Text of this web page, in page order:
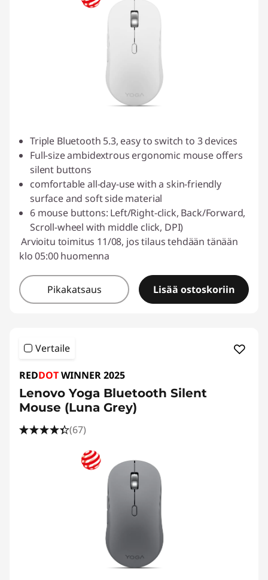
Triple Bluetooth 5.3, easy to switch to 3 devices
Full-size ambidextrous ergonomic mouse offers
silent buttons
comfortable all-day-use with a skin-friendly
surface and soft side material
6 mouse buttons: Left/Right-click, Back/Forward,
Scroll-wheel with middle click, DPI)
Arvioitu toimitus 11/08, jos tilaus tehdään tänään
klo 05:00 huomenna
Pikakatsaus Lisää ostoskoriin
Vertaile
REDDOTWINNER 2025
Lenovo Yoga Bluetooth Silent
Mouse (Luna Grey)
(67)